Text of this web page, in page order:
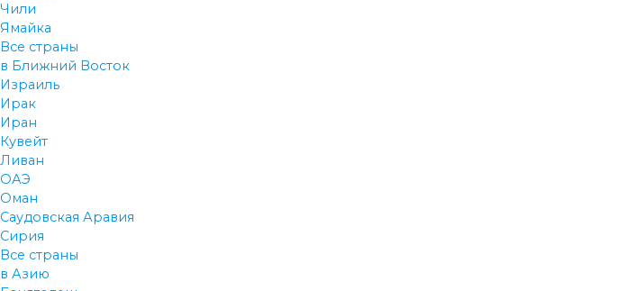
Чили
Ямайка
Все страны
в Ближний Восток
Израиль
Ирак
Иран
Кувейт
Ливан
ОАЭ
Оман
Саудовская Аравия
Сирия
Все страны
в Азию